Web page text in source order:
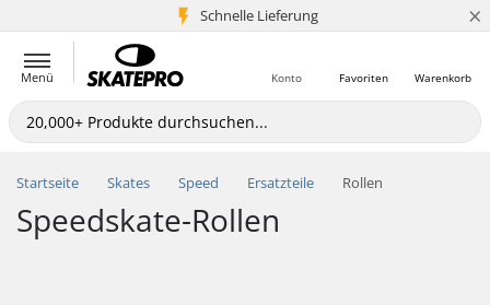
Schnelle Lieferung
5+ Mio. Kunden ×
Menü Warenkorb
Favoriten
Konto
Startseite Skates Speed Ersatzteile Rollen
Speedskate-Rollen